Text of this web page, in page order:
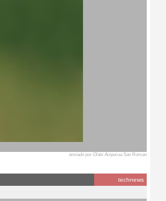
enviado por Olatz Aizpurua San Roman
technews